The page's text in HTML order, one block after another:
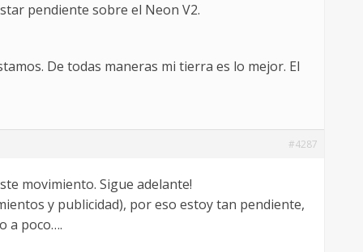
pendiente sobre el Neon V2.
De todas maneras mi tierra es lo mejor. El
#4287
movimiento. Sigue adelante!
y publicidad), por eso estoy tan pendiente,
a poco….